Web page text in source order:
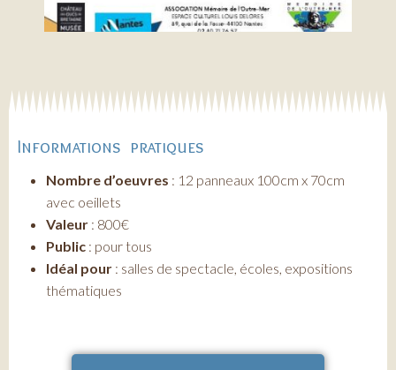
Informations pratiques
Nombre d’oeuvres : 12 panneaux 100cm x 70cm
avec oeillets
Valeur : 800€
Public : pour tous
Idéal pour : salles de spectacle, écoles, expositions
thématiques